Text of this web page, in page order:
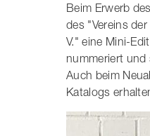
Beim Erwerb
des "Vereins
V." eine Mini-
nummeriert und
Auch beim
Katalogs